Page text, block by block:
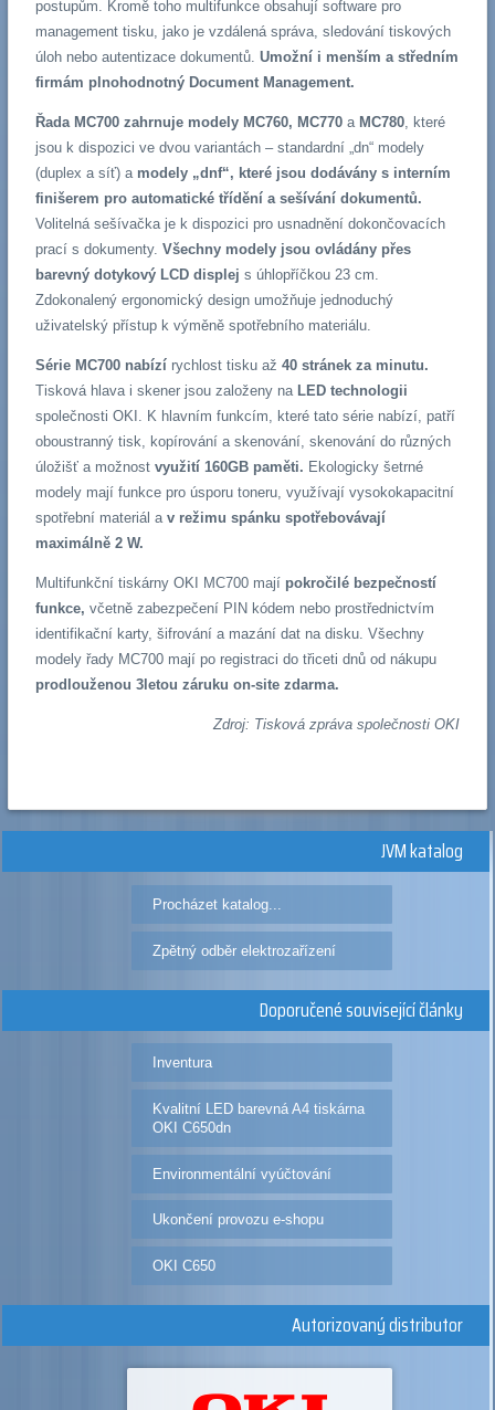
postupům. Kromě toho multifunkce obsahují software pro
management tisku, jako je vzdálená správa, sledování tiskových
úloh nebo autentizace dokumentů.Umožní i menším a středním
firmám plnohodnotný Document Management.
Řada MC700 zahrnuje modely MC760, MC770a MC780 , které
jsou k dispozici ve dvou variantách – standardní „dn“ modely
(duplex a síť) a modely „dnf“, které jsou dodávány s interním
finišerem pro automatické třídění a sešívání dokumentů.
Volitelná sešívačka je k dispozici pro usnadnění dokončovacích
prací s dokumenty.Všechny modely jsou ovládány přes
barevný dotykový LCD displej s úhlopříčkou 23 cm.
Zdokonalený ergonomický design umožňuje jednoduchý
uživatelský přístup k výměně spotřebního materiálu.
Série MC700 nabízí rychlost tisku až40 stránek za minutu.
Tisková hlava i skener jsou založeny na LED technologii
společnosti OKI. K hlavním funkcím, které tato série nabízí, patří
oboustranný tisk, kopírování a skenování, skenování do různých
úložišť a možnostvyužití 160GB paměti. Ekologicky šetrné
modely mají funkce pro úsporu toneru, využívají vysokokapacitní
spotřební materiál av režimu spánku spotřebovávají
maximálně 2 W.
Multifunkční tiskárny OKI MC700 mají pokročilé bezpečností
funkce, včetně zabezpečení PIN kódem nebo prostřednictvím
identifikační karty, šifrování a mazání dat na disku. Všechny
modely řady MC700 mají po registraci do třiceti dnů od nákupu
prodlouženou 3letou záruku on-site zdarma.
Zdroj: Tisková zpráva společnosti OKI
JVM katalog
Procházet katalog...
Zpětný odběr elektrozařízení
Doporučené související články
Inventura
Kvalitní LED barevná A4 tiskárna
OKI C650dn
Environmentální vyúčtování
Ukončení provozu e-shopu
OKI C650
Autorizovaný distributor